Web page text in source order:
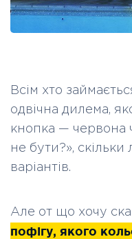
Всім хто
одвічна дилема,
кнопка — червона
не бути?», скільки
варіантів.
Але от що хочу
пофігу, якого